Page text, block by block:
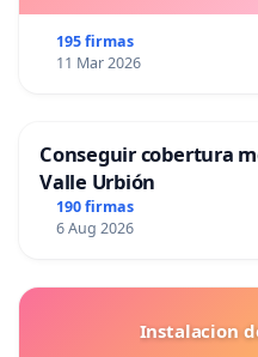
195 firmas
11 Mar 2026
Conseguir cobertura
Valle Urbión
190 firmas
6 Aug 2026
Instalacion